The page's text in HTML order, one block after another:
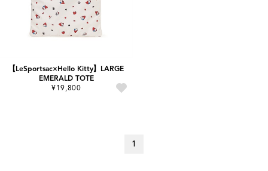
【LeSportsac×Hello Kitty】LARGE
EMERALD TOTE
¥19,800
1